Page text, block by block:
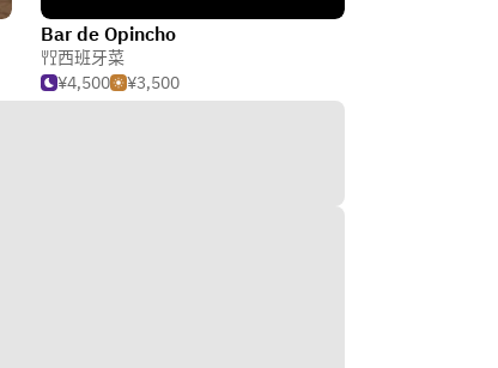
Bar de Opincho
西班牙菜
¥4,500
¥3,500